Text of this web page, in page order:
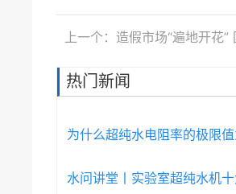
上一个：造假市场“遍地开花
热门新闻
为什么超纯水电阻率的极限
水问讲堂丨实验室超纯水机